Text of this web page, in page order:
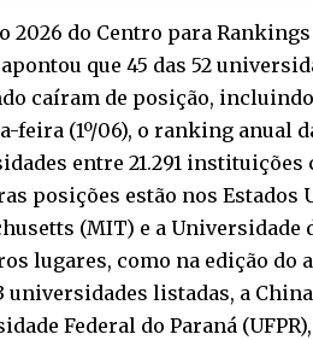
2026 do Centro para
que 45 das 52
caíram de posição,
feira (1º/06), o ranking anual
entre 21.291 instituições
posições estão nos Estados
(MIT) e a
lugares, como na edição do
universidades listadas, a
Federal do Paraná